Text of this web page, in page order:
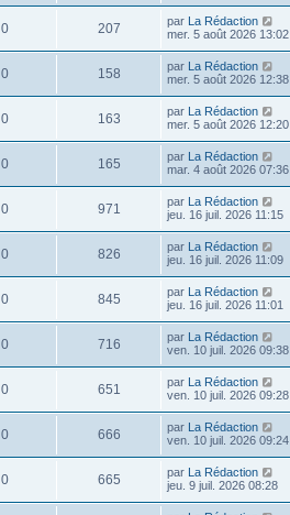
0 207 par La Rédaction
mer. 5 août 2026 13:02
0 158 par La Rédaction
mer. 5 août 2026 12:38
0 163 par La Rédaction
mer. 5 août 2026 12:20
0 165 par La Rédaction
mar. 4 août 2026 07:36
0 971 par La Rédaction
jeu. 16 juil. 2026 11:15
0 826 par La Rédaction
jeu. 16 juil. 2026 11:09
0 845 par La Rédaction
jeu. 16 juil. 2026 11:01
0 716 par La Rédaction
ven. 10 juil. 2026 09:38
0 651 par La Rédaction
ven. 10 juil. 2026 09:28
0 666 par La Rédaction
ven. 10 juil. 2026 09:24
0 665 par La Rédaction
jeu. 9 juil. 2026 08:28